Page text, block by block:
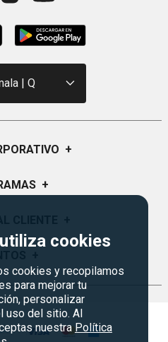
cookies
cookies y recopilamos
para mejorar tu
personalizar
uso del sitio. Al
nuestra Política
| Q
+
Somos
Siman
+
de Regalo
PRO
y garantías
del sitio